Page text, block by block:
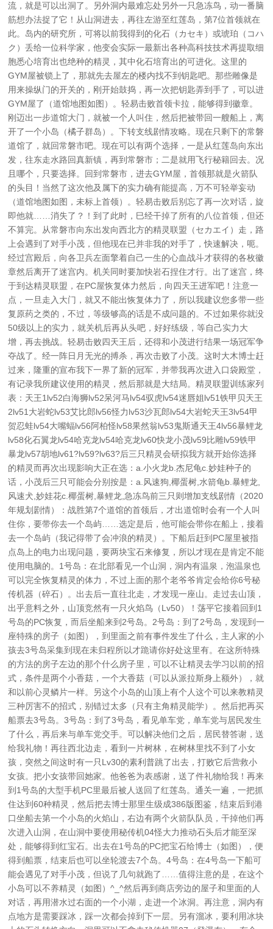
流，就是可以出洞了。另外洞内最难忘处另外一只急冻鸟，动一番脑
筋想办法捉了它！从山洞进去，再往左游至红莲岛，第7位首领就在
此。岛内的研究所，可将以前我得到的化石（カセキ）或琥珀（コハ
ク）丢给一位科学家，他变会实际一最新出各种高科技技术再提取细
胞悉心培育出也绝种的精灵，其中化石培育出的可进化。这里的
GYM屋被锁上了，那就先去屋左的楼内找不到钥匙吧。那些雕像是
用来操纵门的开关的，刚开始鼓捣，再一次把钥匙弄到手了，可以进
GYM屋了（道馆地图如图）。轻易击败首领卡拉，能够得到徽章。
刚迈出一步道馆大门，就被一个人叫住，然后把被带回一艘船上，离
开了一个小岛（橘子群岛）。下转支线剧情攻略。现在只剩下的常磐
道馆了，就回常磐市吧。现在可以有两个选择，一是从红莲岛向东出
发，往东走水路回真新镇，再到常磐市；二是就用飞行秘籍回去。况
且哪个，只要选择。回到常磐市，进去GYM屋，首领那就是火箭队
的头目！当然了这次他及属下的实力确有能提高，万不可轻举妄动
（道馆地图如图，未标上首领）。轻易击败后别忘了再一次对话，旋
即他就……消失了？！到了此时，巳经干掉了所有的八位首领，但还
不算完。从常磐市向东出发向西北方的精灵联盟（セカエイ）走，路
上会遇到了对手小茂，但他现在已并非我的对手了，快速解决，呃。
经过宫殿后，向各卫兵左面擎着自己一生的心血战斗才获得的各枚徽
章然后离开了迷宫内。机关同时要加快岩石捏住才行。出了迷宫，终
于到达精灵联盟，在PC屋恢复体力然后，向四天王进军吧！注意一
点，一旦走入大门，就又不能出恢复体力了，所以我建议您多带一些
复原药之类的，不过，等级够高的话是不成问题的。不过如果你就没
50级以上的实力，就关机后再从头吧，好好练级，等自己实力大
增，再去挑战。轻易击败四天王后，还得和小茂进行结果一场冠军争
夺战了。经一阵日月无光的搏杀，再次击败了小茂。这时大木博士赶
过来，隆重的宣布我下一界了新的冠军，并带我再次进入口袋殿堂，
有记录我所建议使用的精灵，然后那就是大结局。精灵联盟训练家列
表：天王1lv52白海狮lv52呆河马lv54驭虎lv54迷唇姐lv51铁甲贝天王
2lv51大岩蛇lv53艾比郎lv56怪力lv53沙瓦郎lv54大岩蛇天王3lv54甲
贺忍蛙lv54大嘴蝠lv56阿柏怪lv58果然翁lv53鬼斯通天王4lv56暴鲤龙
lv58化石翼龙lv54哈克龙lv54哈克龙lv60快龙小茂lv59比雕lv59铁甲
暴龙lv57胡地lv61?lv59?lv63?后三只精灵会研拟我方就开始你选择
的精灵而再次出现影响大正在选：a.小火龙b.杰尼龟c.妙娃种子的
话，小茂后三只可能会分别按是：a.风速狗,椰蛋树,水箭龟b.暴鲤龙,
风速犬,妙娃花c.椰蛋树,暴鲤龙,急冻鸟前三只则增加支线剧情（2020
年规划剧情）：战胜第7个道馆的首领后，才出道馆时会有一个人叫
住你，要带你去一个岛屿……选定是后，他可能会带你在船上，接着
去一个岛屿（我记得带了会冲浪的精灵）。下船后赶到PC屋里被指
点岛上的电力出现问题，要两块宝石来修复，所以才现在是肯定不能
使用电脑的。1号岛：在北部看见一个山洞，洞内有温泉，泡温泉也
可以完全恢复精灵的体力，不过上面的那个老爷爷肯定会给你6号秘
传机器（碎石）。出去后一直往北走，才发现一座山。走过去山顶，
出乎意料之外，山顶竞然有一只火焰鸟（Lv50）！荡平它接着回到1
号岛的PC恢复，而后坐船来到2号岛。2号岛：到了2号岛，发现到一
座特殊的房子（如图），到里面之前有事件发生了什么，主人家的小
孩去3号岛采集到现在未归程所以才跪请你好处这里有。在这所特殊
的方法的房子左边的那个什么房子里，可以不让精灵去学习以前的招
式，条件是两个小香菇，一个大香菇（可以从派拉斯身上额外），就
和以前心灵鳞片一样。另这个小岛的山顶上有个人这个可以来教精灵
三种厉害不的招式，别错过太多（只有主角精灵能学）。然后把再买
船票去3号岛。3号岛：到了3号岛，看见单车党，单车党与居民发生
了什么，再后来与单车党交手。可以解决他们之后，居民替答谢，送
给我礼物！再往西北边走，看到一片树林，在树林里找不到了小女
孩，突然之间这时有一只Lv30的素利普跳了出去，打败它后营救小
女孩。把小女孩带回她家。他爸爸为表感谢，送了件礼物给我！再来
到1号岛的大型手机PC里最后被人送回了红莲岛。通关一遍，一把抓
住达到60种精灵，然后把去博士那里生级成386版图鉴，结束后到港
口坐船去第一个小岛的火焰山，右边有两个火箭队队员，干掉他们再
次进入山洞，在山洞中要使用秘传机04怪大力推动石头后才能至深
处，能够得到红宝石。出去在1号岛的PC把宝石给博士（如图），便
得到船票，结束后也可以坐轮渡去7个岛。4号岛：在4号岛一下船可
能会遇见了对手小茂，但说了几句就跑了……值得注意的是，在这个
小岛可以不养精灵（如图）^_^然后再到商店旁边的屋子和里面的人
对话，再用潜水过右面的一个小湖，走进一个冰洞。再注意，洞内有
点地方是需要踩冰，踩一次都会掉到下一层。另有溜冰，要利用冰块